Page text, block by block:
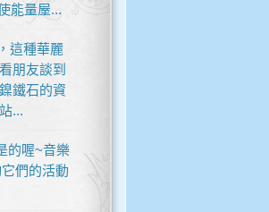
能量屋...
這種華麗
朋友談到
鐵石的資
...
的喔~音樂
們的活動